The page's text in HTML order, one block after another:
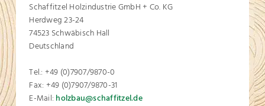
Schaffitzel Holzindustrie GmbH + Co. KG
Herdweg 23-24
74523 Schwäbisch Hall
Deutschland
Tel.: +49 (0)7907/9870-0
Fax: +49 (0)7907/9870-31
E-Mail: holzbau@schaffitzel.de